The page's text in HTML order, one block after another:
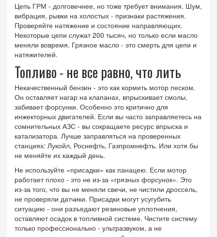
Цепь ГРМ - долговечнее, но тоже требует внимания. Шум,
вибрация, рывки на холостых - признаки растяжения.
Проверяйте натяжение и состояние направляющих.
Некоторые цепи служат 200 тысяч, но только если масло
меняли вовремя. Грязное масло - это смерть для цепи и
натяжителей.
Топливо - не все равно, что лить
Некачественный бензин - это как кормить мотор песком.
Он оставляет нагар на клапанах, впрыскивает смолы,
забивает форсунки. Особенно это критично для
инжекторных двигателей. Если вы часто заправляетесь на
сомнительных АЗС - вы сокращаете ресурс впрыска и
катализатора. Лучше заправляться на проверенных
станциях: Лукойл, Роснефть, Газпромнефть. Или хотя бы
не меняйте их каждый день.
Не используйте «присадки» как панацею. Если мотор
работает плохо - это не из-за «грязных форсунок». Это
из-за того, что вы не меняли свечи, не чистили дроссель,
не проверяли датчики. Присадки могут усугубить
ситуацию - они разъедают резиновые уплотнения,
оставляют осадок в топливной системе. Чистите систему
только профессионально - ультразвуком, а не